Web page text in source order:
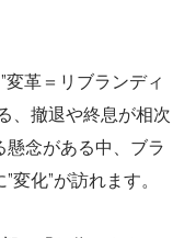
変革＝リブランディ
、撤退や終息が相次
懸念がある中、ブラ
化”が訪れます。